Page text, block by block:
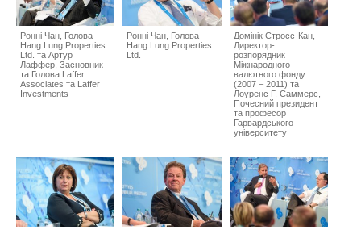
Ронні Чан, Голова
Hang Lung Properties
Ltd. та Артур
Лаффер, Засновник
та Голова Laffer
Associates та Laffer
Investments
Ронні Чан, Голова
Hang Lung Properties
Ltd.
Домінік Стросс-Кан,
Директор-
розпорядник
Міжнародного
валютного фонду
(2007 – 2011) та
Лоуренс Г. Саммерс,
Почесний президент
та професор
Гарвардського
університету